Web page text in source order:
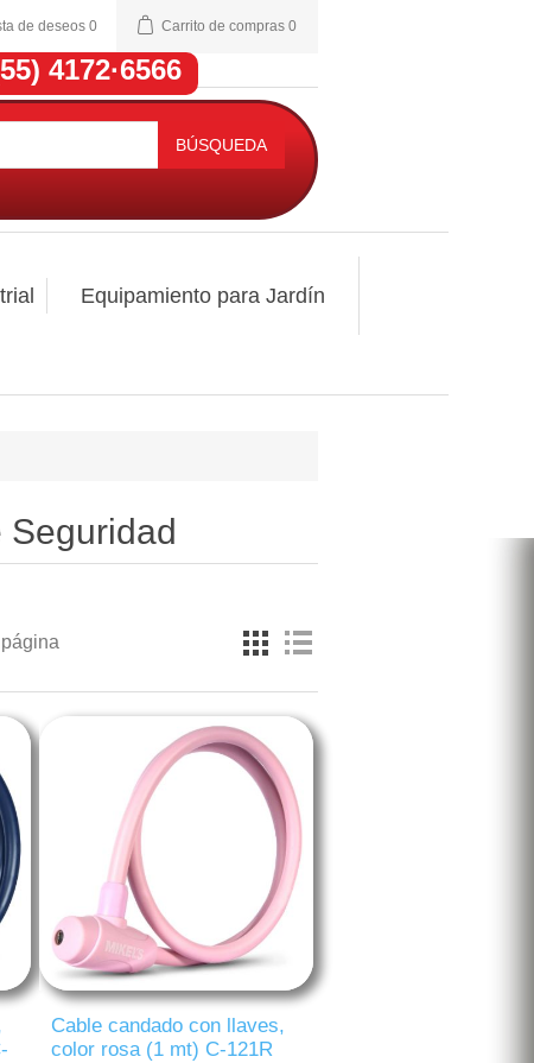
de deseos 0 Carrito de compras 0
4172·6566
BÚSQUEDA
Equipamiento para Jardín
Seguridad
Cable candado con llaves,
color rosa (1 mt) C-121R